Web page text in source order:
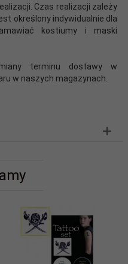
Czas realizacji zależy
określony indywidualnie dla
kostiumy i maski
terminu dostawy w
w naszych magazynach.